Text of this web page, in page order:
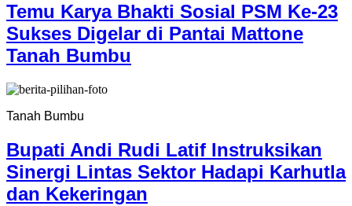
Temu Karya Bhakti Sosial PSM Ke-23
Sukses Digelar di Pantai Mattone
Tanah Bumbu
Tanah Bumbu
Bupati Andi Rudi Latif Instruksikan
Sinergi Lintas Sektor Hadapi Karhutla
dan Kekeringan